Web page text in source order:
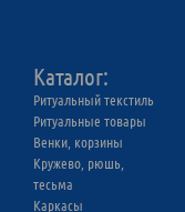
Каталог:
Ритуальный текстиль
Ритуальныe товары
Венки, корзины
Кружево, рюшь,
тесьма
Каркасы